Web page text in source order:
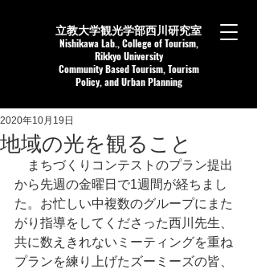
立教大学観光学部西川研究室
Nishikawa Lab.,College of Tourism,
Rikkyo University
Community Based Tourism, Tourism
Policy, and Urban Planning
地域の光を観ること
2020年10月19日
まちづくりコンテストのプラン提出
から先週の金曜日で1週間が経ちまし
た。お忙しい中複数のグループにまた
がり指導をしてくださった西川先生、
共に数えきれないミーティングを重ね
プランを練り上げたズーミーズの皆、